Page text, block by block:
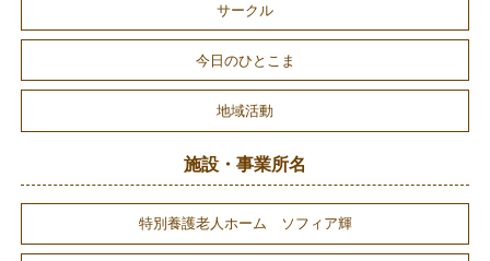
サークル
今日のひとこま
地域活動
施設・事業所名
特別養護老人ホーム ソフィア輝